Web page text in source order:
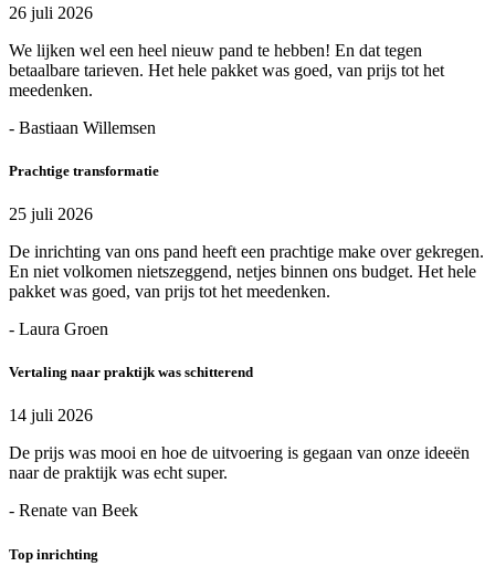
26 juli 2026
We lijken wel een heel nieuw pand te hebben! En dat tegen
betaalbare tarieven. Het hele pakket was goed, van prijs tot het
meedenken.
- Bastiaan Willemsen
Prachtige transformatie
25 juli 2026
De inrichting van ons pand heeft een prachtige make over gekregen.
En niet volkomen nietszeggend, netjes binnen ons budget. Het hele
pakket was goed, van prijs tot het meedenken.
- Laura Groen
Vertaling naar praktijk was schitterend
14 juli 2026
De prijs was mooi en hoe de uitvoering is gegaan van onze ideeën
naar de praktijk was echt super.
- Renate van Beek
Top inrichting